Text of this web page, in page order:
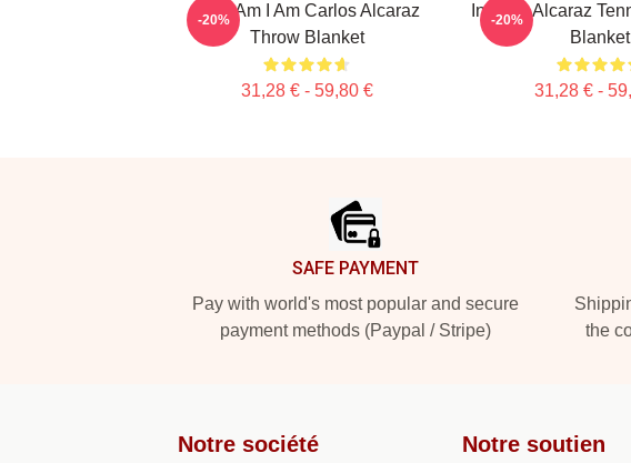
Who Am I Am Carlos Alcaraz
Throw Blanket
31,28 € - 59,80 €
-20%
Intense Alcaraz
Blanket
31,28 € -
-20%
SAFE PAYMENT
Pay with world's most popular and secure
payment methods (Paypal / Stripe)
the
Notre société Notre soutien